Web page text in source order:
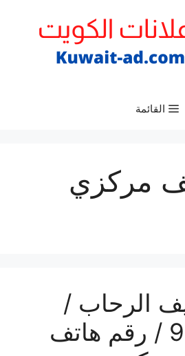
القائمة
مركزي
الرحاب /
98025055 / رقم هاتف